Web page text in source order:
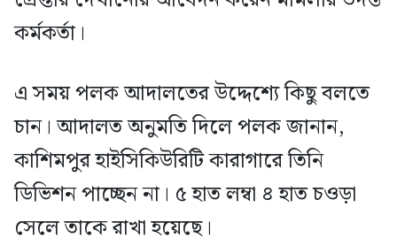
কর্মকর্তা।
এ সময় পলক আদালতের উদ্দেশ্যে কিছু বলতে
চান। আদালত অনুমতি দিলে পলক জানান,
কাশিমপুর হাইসিকিউরিটি কারাগারে তিনি
ডিভিশন পাচ্ছেন না। ৫ হাত লম্বা ৪ হাত চওড়া
সেলে তাকে রাখা হয়েছে।